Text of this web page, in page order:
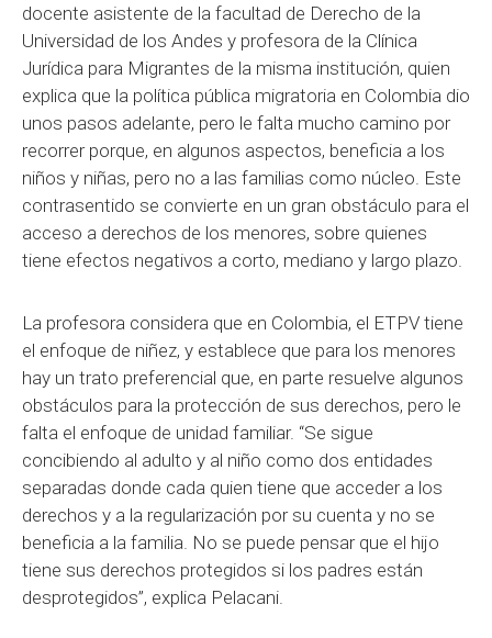
docente asistente de la facultad de Derecho de la
Universidad de los Andes y profesora de la Clínica
Jurídica para Migrantes de la misma institución, quien
explica que la política pública migratoria en Colombia dio
unos pasos adelante, pero le falta mucho camino por
recorrer porque, en algunos aspectos, beneficia a los
niños y niñas, pero no a las familias como núcleo. Este
contrasentido se convierte en un gran obstáculo para el
acceso a derechos de los menores, sobre quienes
tiene efectos negativos a corto, mediano y largo plazo.
La profesora considera que en Colombia, el ETPV tiene
el enfoque de niñez, y establece que para los menores
hay un trato preferencial que, en parte resuelve algunos
obstáculos para la protección de sus derechos, pero le
falta el enfoque de unidad familiar. “Se sigue
concibiendo al adulto y al niño como dos entidades
separadas donde cada quien tiene que acceder a los
derechos y a la regularización por su cuenta y no se
beneficia a la familia. No se puede pensar que el hijo
tiene sus derechos protegidos si los padres están
desprotegidos”, explica Pelacani.